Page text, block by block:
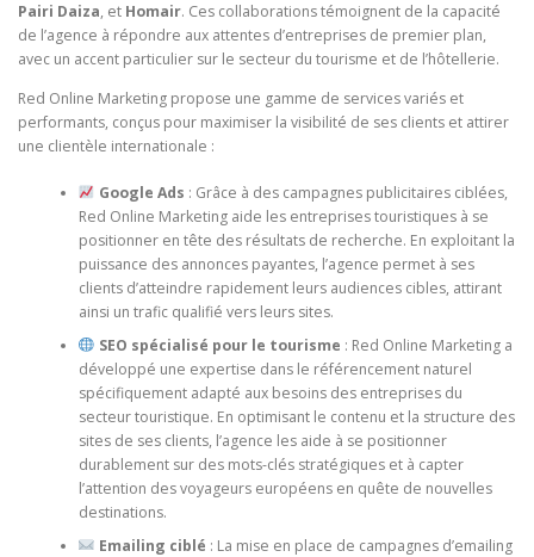
Pairi Daiza, et Homair. Ces collaborations témoignent de la capacité
de l’agence à répondre aux attentes d’entreprises de premier plan,
avec un accent particulier sur le secteur du tourisme et de l’hôtellerie.
Red Online Marketing propose une gamme de services variés et
performants, conçus pour maximiser la visibilité de ses clients et attirer
une clientèle internationale :
Google Ads : Grâce à des campagnes publicitaires ciblées,
Red Online Marketing aide les entreprises touristiques à se
positionner en tête des résultats de recherche. En exploitant la
puissance des annonces payantes, l’agence permet à ses
clients d’atteindre rapidement leurs audiences cibles, attirant
ainsi un trafic qualifié vers leurs sites.
SEO spécialisé pour le tourisme : Red Online Marketing a
développé une expertise dans le référencement naturel
spécifiquement adapté aux besoins des entreprises du
secteur touristique. En optimisant le contenu et la structure des
sites de ses clients, l’agence les aide à se positionner
durablement sur des mots-clés stratégiques et à capter
l’attention des voyageurs européens en quête de nouvelles
destinations.
Emailing ciblé : La mise en place de campagnes d’emailing